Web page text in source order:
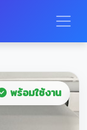
พร้อมใช้งาน